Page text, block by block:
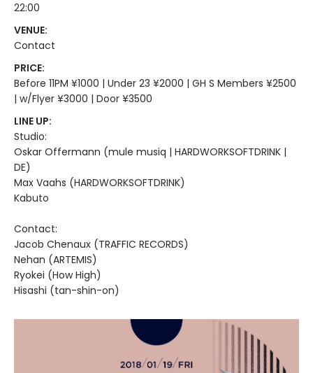
22:00
VENUE:
Contact
PRICE:
Before 11PM ¥1000 | Under 23 ¥2000 | GH S Members ¥2500
| w/Flyer ¥3000 | Door ¥3500
LINE UP:
Studio:
Oskar Offermann (mule musiq | HARDWORKSOFTDRINK |
DE)
Max Vaahs (HARDWORKSOFTDRINK)
Kabuto
Contact:
Jacob Chenaux (TRAFFIC RECORDS)
Nehan (ARTEMIS)
Ryokei (How High)
Hisashi (tan-shin-on)